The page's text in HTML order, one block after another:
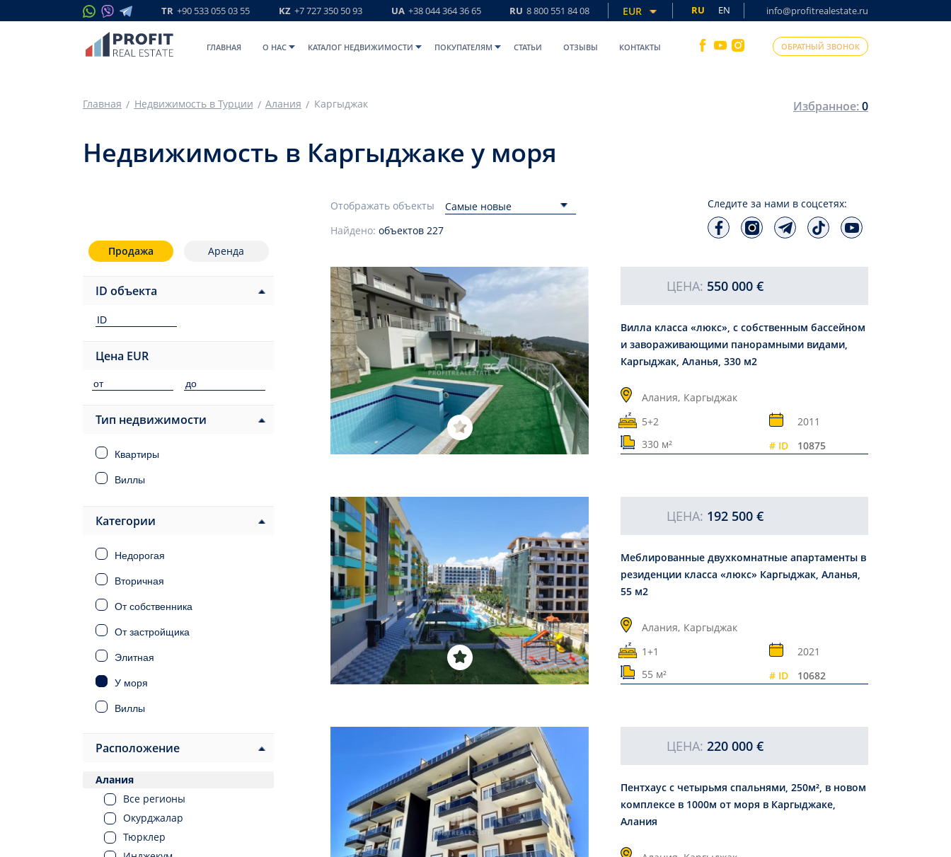
TR +90 533 055 03 55 KZ +7 727 350 50 93 UA +38 044 364 36 65 RU 8 800 551 84 08 EUR RU EN info@profitrealestate.ru
ГЛАВНАЯ O НАС КАТАЛОГ НЕДВИЖИМОСТИ ПОКУПАТЕЛЯМ СТАТЬИ ОТЗЫВЫ КОНТАКТЫ ОБРАТНЫЙ ЗВОНОК
Главная Недвижимость в Турции Алания Каргыджак Избранное:0
Недвижимость в Каргыджаке у моря
Продажа Аренда
ID объекта
Цена EUR
Тип недвижимости
Квартиры
Виллы
Категории
Недорогая
Вторичная
От собственника
От застройщика
Элитная
У моря
Виллы
Под ВНЖ
Расположение
Алания
Все регионы
Окурджалар
Тюрклер
Отображать объекты Самые новые
Следите за нами в соцсетях:
Найдено: объектов 227
ЦЕНА: 550 000 €
Вилла класса «люкс», с собственным бассейном
и завораживающими панорамными видами,
Каргыджак, Аланья, 330 м2
Алания, Каргыджак
5+2
2011
330 м²
# ID 10875
ЦЕНА: 192 500 €
Меблированные двухкомнатные апартаменты в
резиденции класса «люкс» Каргыджак, Аланья,
55 м2
Алания, Каргыджак
1+1
2021
55 м²
# ID 10682
ЦЕНА: 220 000 €
Пентхаус с четырьмя спальнями, 250м², в новом
комплексе в 1000м от моря в Каргыджаке,
Алания